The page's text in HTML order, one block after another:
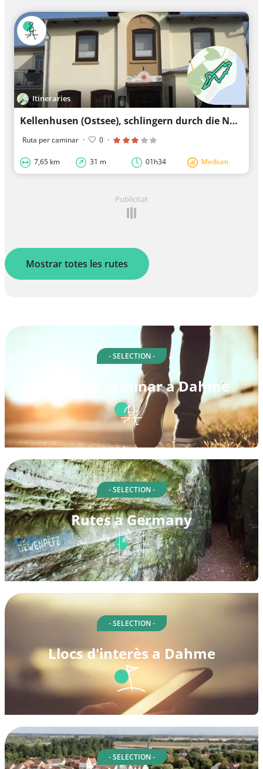
Itineraries
Kellenhusen (Ostsee), schlingern durch die Natur
Ruta per caminar · 0 ·
7,65 km 31 m 01h34 Medium
Publicitat
Mostrar totes les rutes
- SELECTION -
Rutes per caminar a Dahme
- SELECTION -
Rutes a Germany
- SELECTION -
Llocs d'interès a Dahme
- SELECTION -